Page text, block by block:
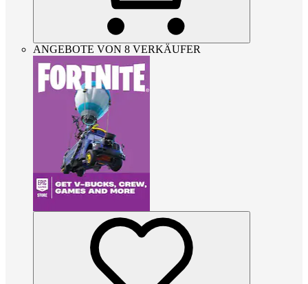
ANGEBOTE VON 8 VERKÄUFER